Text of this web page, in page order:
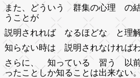
また、どういう 群集の心理 の
うことが
説明されれば なるほどな と理
知らない時は 説明されなければわ
さらに、 知っている 習う 以
ったことしか知ることは出来ない